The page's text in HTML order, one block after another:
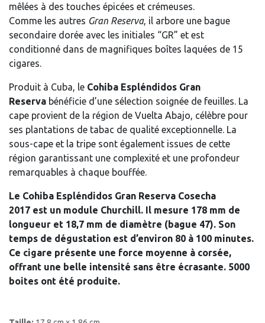
mêlées à des touches épicées et crémeuses.
Comme les autres Gran Reserva, il arbore une bague
secondaire dorée avec les initiales “GR” et est
conditionné dans de magnifiques boîtes laquées de 15
cigares.
Produit à Cuba, le Cohiba Espléndidos Gran
Reserva bénéficie d’une sélection soignée de feuilles. La
cape provient de la région de Vuelta Abajo, célèbre pour
ses plantations de tabac de qualité exceptionnelle. La
sous-cape et la tripe sont également issues de cette
région garantissant une complexité et une profondeur
remarquables à chaque bouffée.
Le Cohiba Espléndidos Gran Reserva Cosecha
2017 est un module Churchill. Il mesure 178 mm de
longueur et 18,7 mm de diamètre (bague 47). Son
temps de dégustation est d’environ 80 à 100 minutes.
Ce cigare présente une force moyenne à corsée,
offrant une belle intensité sans être écrasante. 5000
boites ont été produite.